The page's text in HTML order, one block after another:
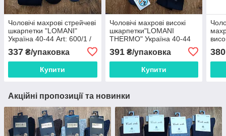
Чоловічі махрові стрейчеві
шкарпетки "LOMANI"
Україна 40-44 Art: 600/1 /
337 ₴/упаковка
Купити
Чоловічі махрові високі
шкарпетки"LOMANI
THERMO" Україна 40-44
391₴/упаковка
Купити
Art:
380
Акційні пропозиції та новинки